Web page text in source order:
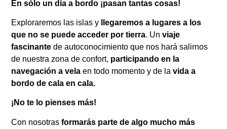
En sólo un día a bordo ¡pasan tantas cosas!
Exploraremos las islas y
llegaremos a lugares a los
que no se puede acceder por tierra. Unviaje
fascinantede autoconocimiento que nos hará salirnos
de nuestra zona de confort, participando en la
navegación a velaen todo momento y de lavida a
bordo de cala en cala.
¡No te lo pienses más!
Con nosotrasformarás parte de algo mucho más